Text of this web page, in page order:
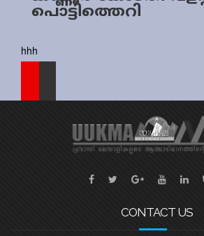
Sports
Jwala
Law
പൊട്ടിത്തെറി
hhh
CONTACT US